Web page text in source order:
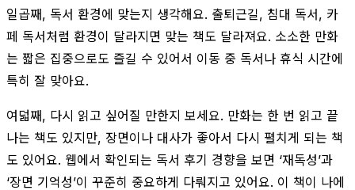
일곱째, 독서 환경에 맞는지 생각해요. 출퇴근길, 침대 독서, 카
페 독서처럼 환경이 달라지면 맞는 책도 달라져요. 소소한 만화
는 짧은 집중으로도 즐길 수 있어서 이동 중 독서나 휴식 시간에
특히 잘 맞아요.
여덟째, 다시 읽고 싶어질 만한지 보세요. 만화는 한 번 읽고 끝
나는 책도 있지만, 장면이나 대사가 좋아서 다시 펼치게 되는 책
도 있어요. 웹에서 확인되는 독서 후기 경향을 보면 ‘재독성’과
‘장면 기억성’이 꾸준히 중요하게 다뤄지고 있어요. 이 책이 나에